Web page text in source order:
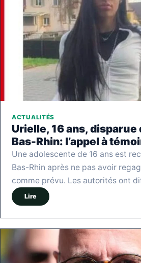
ACTUALITÉS
Urielle, 16 ans, disparue
Bas-Rhin: l’appel à
Une adolescente de 16 ans est
Bas-Rhin après ne pas avoir
comme prévu. Les autorités ont
Lire